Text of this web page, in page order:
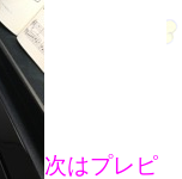
次はプレピ